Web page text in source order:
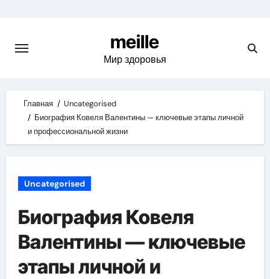
content
meille
Мир здоровья
Главная
Uncategorised
Биография Ковеля Валентины — ключевые этапы личной
и профессиональной жизни
Uncategorised
Биография Ковеля
Валентины — ключевые
этапы личной и